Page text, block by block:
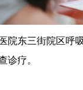
东三街院区呼吸
诊疗。